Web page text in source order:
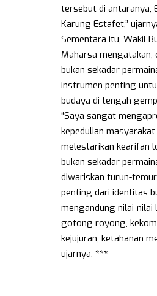
tersebut di antaranya,
Karung Estafet,”
Sementara itu, Wakil
Maharsa
bukan sekadar
instrumen penting
budaya di tengah
“Saya sangat
kepedulian
melestarikan kearifan
bukan sekadar
diwariskan turun-
penting dari identitas
mengandung nilai-
gotong royong,
kejujuran, ketahanan
ujarnya. ***